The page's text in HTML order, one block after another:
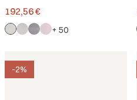
Prezzo
192,56 €
+ 50
-2%